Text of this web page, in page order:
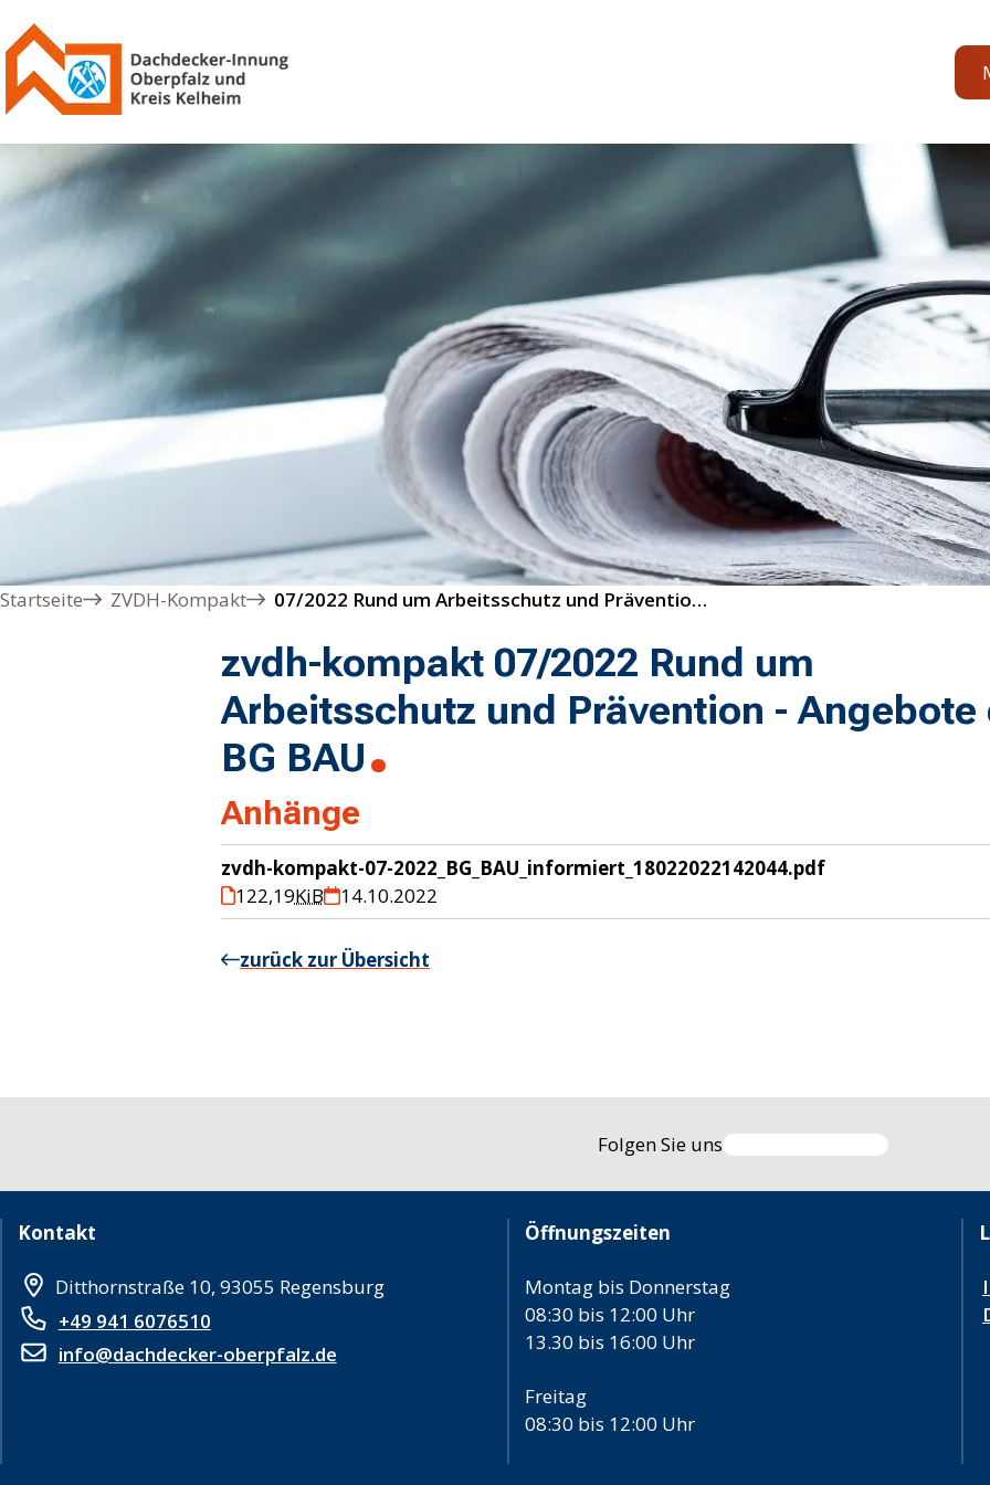
Startseite ZVDH-Kompakt 07/2022 Rund um Arbeitsschutz und Prävention - Angebote der BG BAU
zvdh-kompakt 07/2022 Rund um
Arbeitsschutz und Prävention - Angebote
BG BAU
Anhänge
zvdh-kompakt-07-2022_BG_BAU_informiert_18022022142044.pdf
122,19KiB 14.10.2022
zurück zur Übersicht
Folgen Sie uns
Kontakt
Ditthornstraße 10, 93055 Regensburg
+49 941 6076510
info@dachdecker-oberpfalz.de
Öffnungszeiten
Montag bis Donnerstag
08:30 bis 12:00 Uhr
13.30 bis 16:00 Uhr
Freitag
08:30 bis 12:00 Uhr